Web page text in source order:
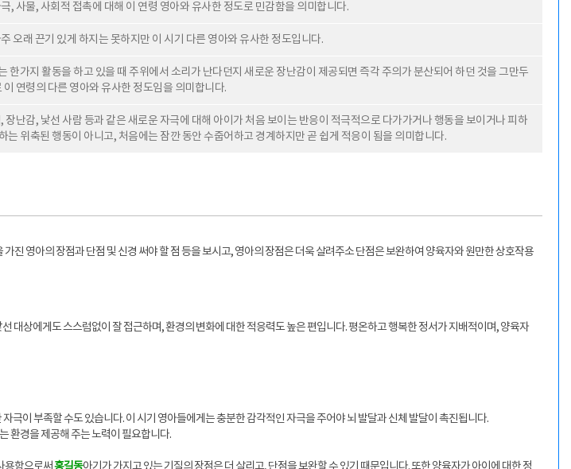
, 사물, 사회적 접촉에 대해 이 연령 영아와 유사한 정도로 민감함을 의미합니다.
오래 끈기 있게 하지는 못하지만 이 시기 다른 영아와 유사한 정도입니다.
한가지 활동을 하고 있을 때 주위에서 소리가 난다던지 새로운 장난감이 제공되면 즉각 주의가 분산되어 하던 것을 그만두
연령의 다른 영아와 유사한 정도임을 의미합니다.
장난감, 낯선 사람 등과 같은 새로운 자극에 대해 아이가 처음 보이는 반응이 적극적으로 다가가거나 행동을 보이거나 피하
는 위축된 행동이 아니고, 처음에는 잠깐 동안 수줍어하고 경계하지만 곧 쉽게 적응이 됨을 의미합니다.
진 영아의 장점과 단점 및 신경 써야 할 점 등을 보시고, 영아의 장점은 더욱 살려주소 단점은 보완하여 양육자와 원만한 상호작용
대상에게도 스스럼없이 잘 접근하며, 환경의 변화에 대한 적응력도 높은 편입니다. 평온하고 행복한 정서가 지배적이며, 양육자
이 부족할 수도 있습니다. 이 시기 영아들에게는 충분한 감각적인 자극을 주어야 뇌 발달과 신체 발달이 촉진됩니다.
환경을 제공해 주는 노력이 필요합니다.